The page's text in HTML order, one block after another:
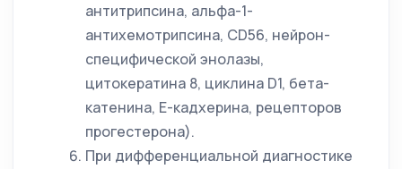
антитрипсина, альфа-1-
антихемотрипсина, СD56, нейрон-
специфической энолазы,
цитокератина 8, циклина D1, бета-
катенина, Е-кадхерина, рецепторов
прогестерона).
При дифференциальной диагностике